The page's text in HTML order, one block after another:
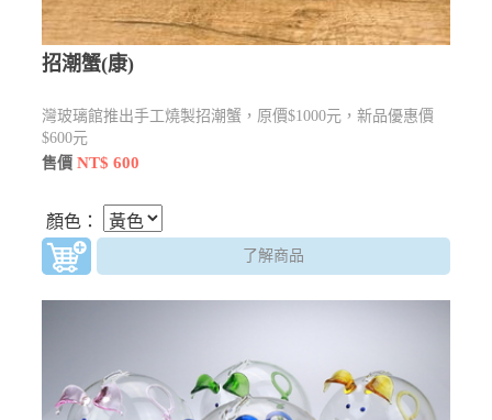
招潮蟹(康)
灣玻璃館推出手工燒製招潮蟹，原價$1000元，新品優惠價
$600元
售價NT$ 600
顏色：
了解商品